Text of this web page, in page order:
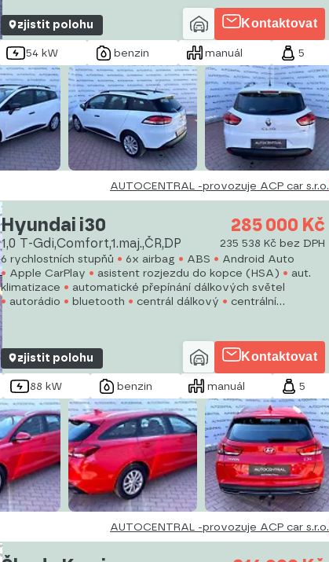
zjistit polohu Kontaktovat
54 kW benzin manuál 5
AUTOCENTRAL -provozuje ACP car s.r.o.
Hyundai i30
1,0 T-Gdi,Comfort,1.maj.,ČR,DP
285 000 Kč
235 538 Kč bez DPH
6 rychlostních stupňů
6x airbag ABS
Android Auto
Apple CarPlay
asistent rozjezdu do kopce (HSA)
aut.
klimatizace
automatické přepínání dálkových světel
autorádio
bluetooth centrál dálkový
centrální
zamykání
sedadla
zjistit polohu Kontaktovat
88 kW benzin manuál 5
AUTOCENTRAL -provozuje ACP car s.r.o.